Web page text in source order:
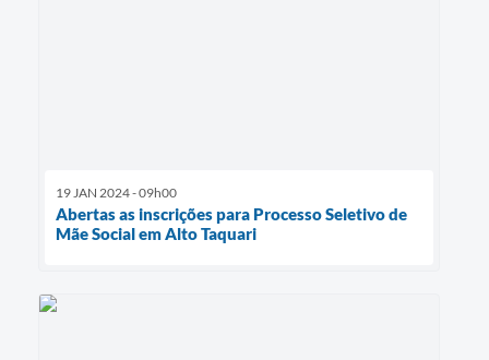
19 JAN 2024 - 09h00
Abertas as inscrições para Processo Seletivo de
Mãe Social em Alto Taquari